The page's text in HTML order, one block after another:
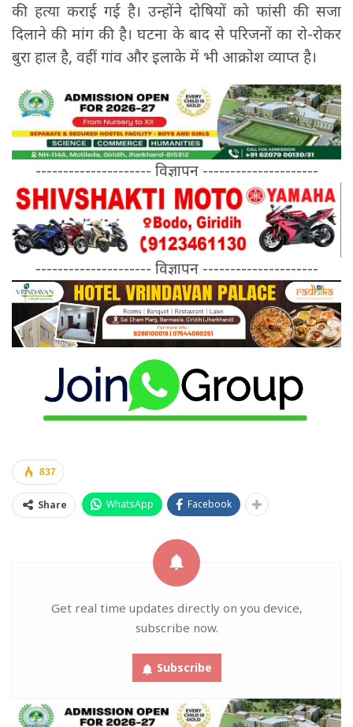
की हत्या कराई गई है। उन्होंने दोषियों को फांसी की सजा
दिलाने की मांग की है। घटना के बाद से परिजनों का रो-रोकर
बुरा हाल है, वहीं गांव और इलाके में भी आक्रोश व्याप्त है।
--------------------- विज्ञापन ---------------------
--------------------- विज्ञापन ---------------------
837
Share WhatsApp Facebook
Get real time updates directly on you device,
subscribe now.
Subscribe